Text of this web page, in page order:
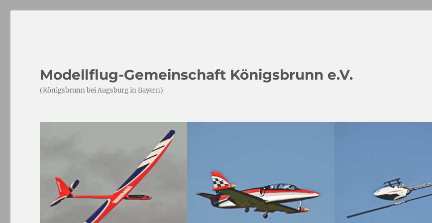
Modellflug-Gemeinschaft Königsbrunn e.V.
(Königsbrunn bei Augsburg in Bayern)